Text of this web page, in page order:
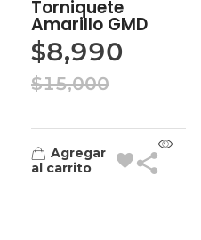
Torniquete
Amarillo GMD
$8,990
$15,000
Agregar
al carrito